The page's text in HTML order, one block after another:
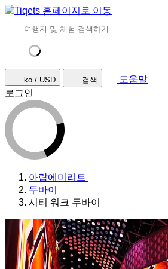
ko / USD 검색
도움말
로그인
아랍에미리트
두바이
시티 워크 두바이